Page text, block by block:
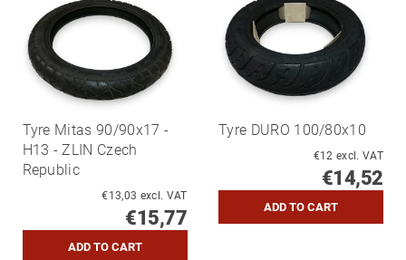
Tyre Mitas 90/90x17 -
H13 - ZLIN Czech
Republic
€13,03 excl. VAT
€15,77
Tyre DURO 100/80x10
€12 excl. VAT
€14,52